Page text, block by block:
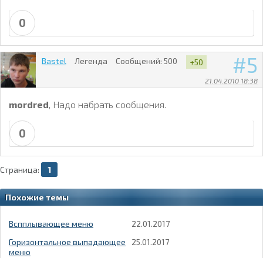
0
5
21.04.2010 18:38
Bastel Легенда Сообщений: 500 +50
mordred, Надо набрать сообщения.
0
Страница: 1
Похожие темы
Вспплывающее меню
22.01.2017
Горизонтальное выпадающее
меню
25.01.2017